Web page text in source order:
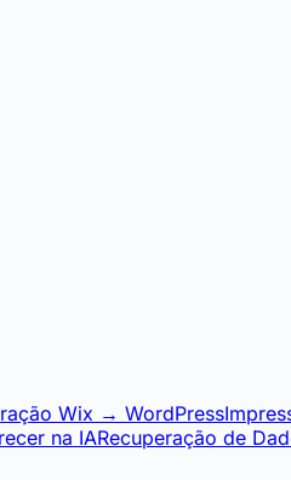
Wix → WordPress
na IARecuperação de